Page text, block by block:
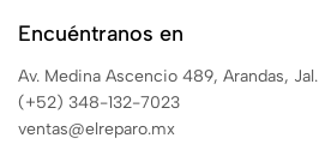
Encuéntranos en
Av. Medina Ascencio 489, Arandas, Jal.
(+52) 348-132-7023
ventas@elreparo.mx